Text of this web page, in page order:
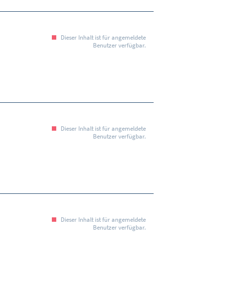
Dieser Inhalt ist für angemeldete
Benutzer verfügbar.
Dieser Inhalt ist für angemeldete
Benutzer verfügbar.
Dieser Inhalt ist für angemeldete
Benutzer verfügbar.